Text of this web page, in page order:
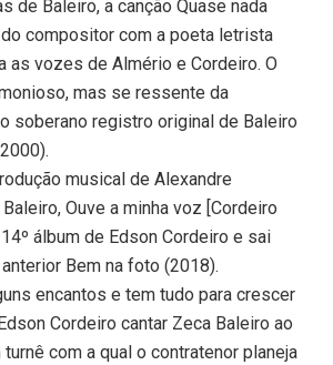
de Baleiro, a canção Quase nada
compositor com a poeta letrista
as vozes de Almério e Cordeiro. O
mas se ressente da
soberano registro original de Baleiro
musical de Alexandre
Ouve a minha voz [Cordeiro
álbum de Edson Cordeiro e sai
Bem na foto (2018).
encantos e tem tudo para crescer
Cordeiro cantar Zeca Baleiro ao
com a qual o contratenor planeja